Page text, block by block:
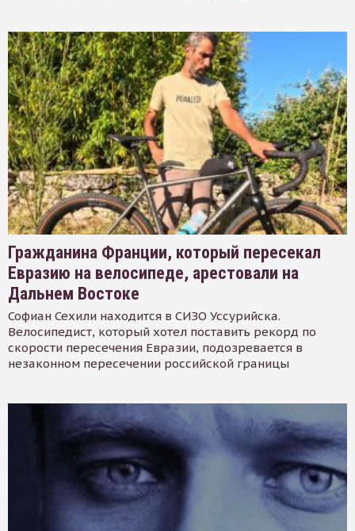
Гражданина Франции, который пересекал
Евразию на велосипеде, арестовали на
Дальнем Востоке
Софиан Сехили находится в СИЗО Уссурийска.
Велосипедист, который хотел поставить рекорд по
скорости пересечения Евразии, подозревается в
незаконном пересечении российской границы